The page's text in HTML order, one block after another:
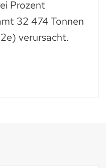
Prozent
32 474 Tonnen
verursacht.